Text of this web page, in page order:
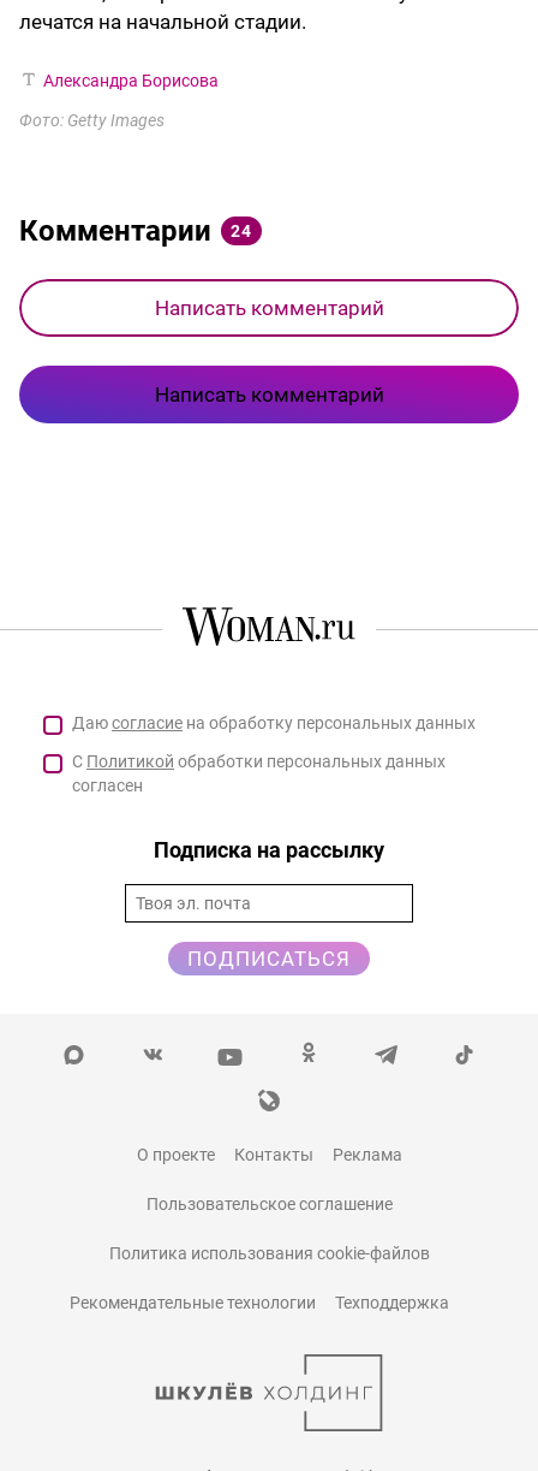
лечатся на начальной стадии.
Александра Борисова
Фото: Getty Images
Комментарии 24
Написать комментарий
Написать комментарий
Даюсогласие на обработку персональных данных
С Политикой обработки персональных данных
согласен
Подписка на рассылку
ПОДПИСАТЬСЯ
О проекте Контакты Реклама
Пользовательское соглашение
Политика использования cookie-файлов
Рекомендательные технологии Техподдержка